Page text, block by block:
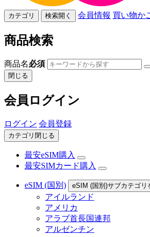
カテゴリ 検索開く 会員情報 買い物か
商品検索
商品名必須
閉じる
会員ログイン
ログイン 会員登録
カテゴリ閉じる
最安eSIM購入
最安SIMカード購入
eSIM (国別) eSIM (国別)サブカテゴリ
アイルランド
アメリカ
アラブ首長国連邦
アルゼンチン